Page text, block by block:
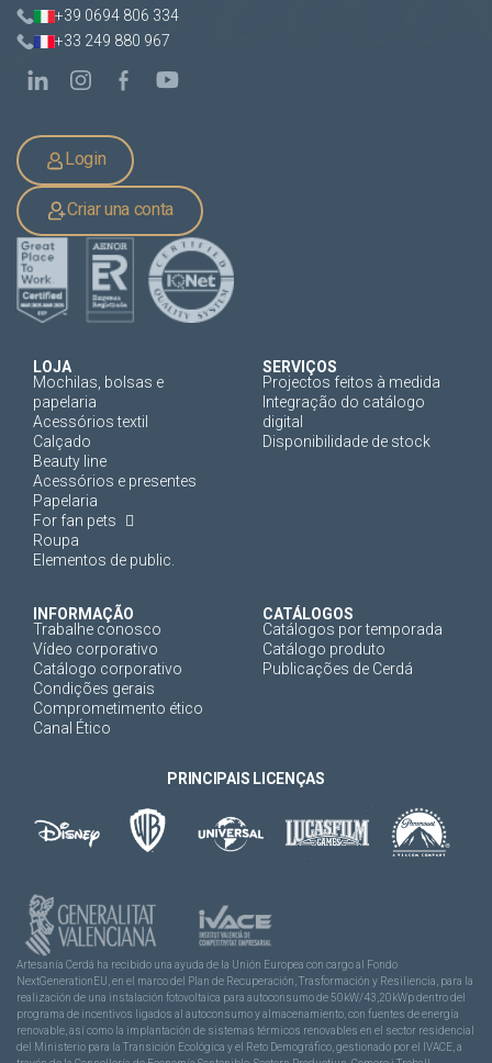
+39 0694 806 334
+33 249 880 967
Login
Criar una conta
LOJA
Mochilas, bolsas e
papelaria
Acessórios textil
Calçado
Beauty line
Acessórios e presentes
Papelaria
For fan pets
Roupa
Elementos de public.
SERVIÇOS
Projectos feitos à medida
Integração do catálogo
digital
Disponibilidade de stock
INFORMAÇÃO
Trabalhe conosco
Vídeo corporativo
Catálogo corporativo
Condições gerais
Comprometimento ético
Canal Ético
CATÁLOGOS
Catálogos por temporada
Catálogo produto
Publicações de Cerdá
PRINCIPAIS LICENÇAS
Artesanía Cerdá ha recibido una ayuda de la Unión Europea con cargo al Fondo
NextGenerationEU, en el marco del Plan de Recuperación, Trasformación y Resiliencia, para la
realización de una instalación fotovoltaica para autoconsumo de 50kW/43,20kWp dentro del
programa de incentivos ligados al autoconsumo y almacenamiento, con fuentes de energía
renovable, así como la implantación de sistemas térmicos renovables en el sector residencial
del Ministerio para la Transición Ecológica y el Reto Demográfico, gestionado por el IVACE, a